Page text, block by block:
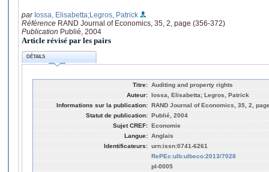
par Iossa, Elisabetta;Legros, Patrick
Référence RAND Journal of Economics, 35, 2, page (356-372)
Publication Publié, 2004
Article révisé par les pairs
DÉTAILS
Titre: Auditing and property rights
Auteur: Iossa, Elisabetta; Legros, Patrick
Informations sur la publication: RAND Journal of Economics, 35, 2,
Statut de publication: Publié, 2004
Sujet CREF: Economie
Langue: Anglais
Identificateurs: urn:issn:0741-6261
RePEc:ulb:ulbeco:2013/7028
pl-0005